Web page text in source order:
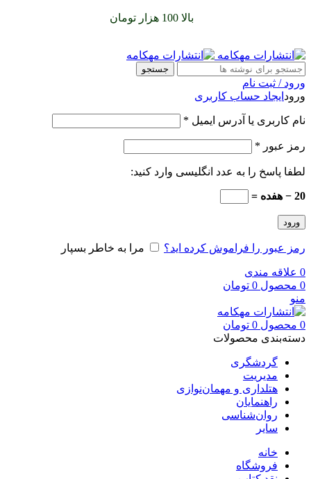
بالا 100 هزار تومان
جستجو
ورود / ثبت نام
ورود ایجاد حساب کاربری
نام کاربری یا آدرس ایمیل *
رمز عبور *
لطفا پاسخ را به عدد انگلیسی وارد کنید:
20 − هفده =
ورود
رمز عبور را فراموش کرده اید؟ مرا به خاطر بسپار
0 علاقه مندی
0 محصول 0 تومان
منو
0 محصول 0 تومان
دسته‌بندی محصولات
گردشگری
مدیریت
هتلداری و مهمان‌نوازی
راهنمایان
روان‌شناسی
سایر
خانه
فروشگاه